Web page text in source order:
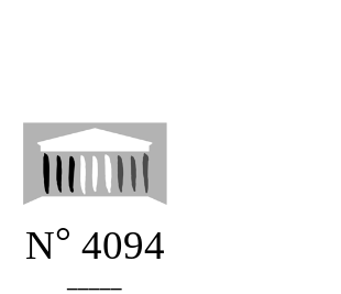
N° 4094